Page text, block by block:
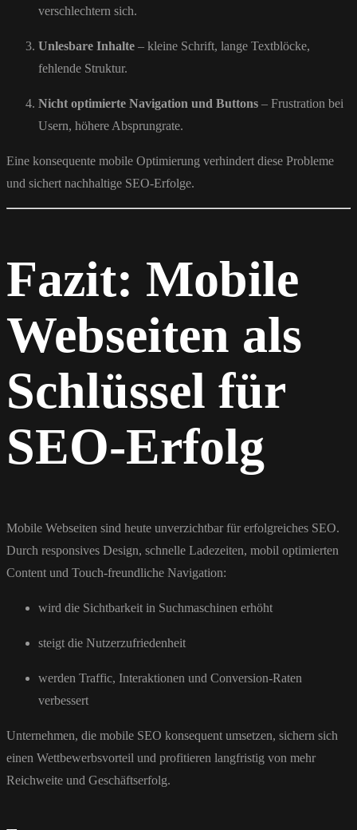
verschlechtern sich.
Unlesbare Inhalte – kleine Schrift, lange Textblöcke,
fehlende Struktur.
Nicht optimierte Navigation und Buttons – Frustration bei
Usern, höhere Absprungrate.
Eine konsequente mobile Optimierung verhindert diese Probleme
und sichert nachhaltige SEO-Erfolge.
Fazit: Mobile
Webseiten als
Schlüssel für
SEO-Erfolg
Mobile Webseiten sind heute unverzichtbar für erfolgreiches SEO.
Durch responsives Design, schnelle Ladezeiten, mobil optimierten
Content und Touch-freundliche Navigation:
wird die Sichtbarkeit in Suchmaschinen erhöht
steigt die Nutzerzufriedenheit
werden Traffic, Interaktionen und Conversion-Raten
verbessert
Unternehmen, die mobile SEO konsequent umsetzen, sichern sich
einen Wettbewerbsvorteil und profitieren langfristig von mehr
Reichweite und Geschäftserfolg.